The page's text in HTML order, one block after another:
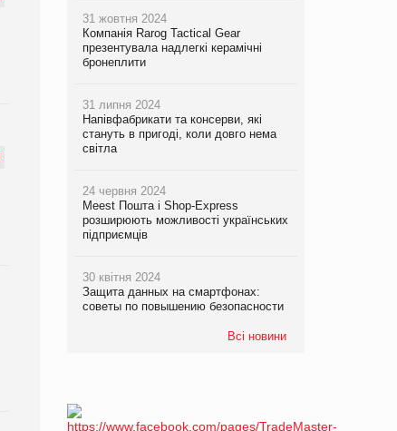
31 жовтня 2024
Компанія Rarog Tactical Gear
презентувала надлегкі керамічні
бронеплити
31 липня 2024
Напівфабрикати та консерви, які
стануть в пригоді, коли довго нема
світла
24 червня 2024
Meest Пошта і Shop-Express
розширюють можливості українських
підприємців
30 квітня 2024
Защита данных на смартфонах:
советы по повышению безопасности
Всі новини